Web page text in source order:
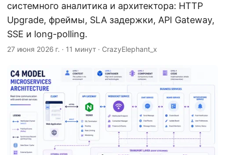
системного аналитика и архитектора: HTTP
Upgrade, фреймы, SLA задержки, API Gateway,
SSE и long-polling.
27 июня 2026 г. · 11 минут · CrazyElephant_x